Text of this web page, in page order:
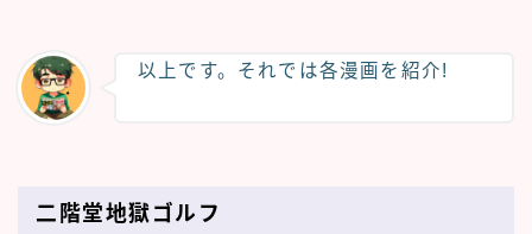
以上です。それでは各漫画を紹介!
二階堂地獄ゴルフ